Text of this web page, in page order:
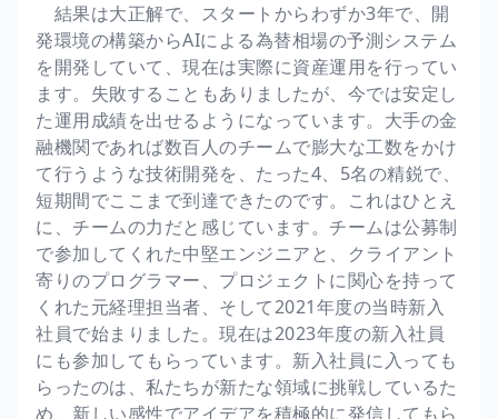
結果は大正解で、スタートからわずか3年で、開
発環境の構築からAIによる為替相場の予測システム
を開発していて、現在は実際に資産運用を行ってい
ます。失敗することもありましたが、今では安定し
た運用成績を出せるようになっています。大手の金
融機関であれば数百人のチームで膨大な工数をかけ
て行うような技術開発を、たった4、5名の精鋭で、
短期間でここまで到達できたのです。これはひとえ
に、チームの力だと感じています。チームは公募制
で参加してくれた中堅エンジニアと、クライアント
寄りのプログラマー、プロジェクトに関心を持って
くれた元経理担当者、そして2021年度の当時新入
社員で始まりました。現在は2023年度の新入社員
にも参加してもらっています。新入社員に入っても
らったのは、私たちが新たな領域に挑戦しているた
め、新しい感性でアイデアを積極的に発信してもら